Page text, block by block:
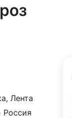
Лента
Россия